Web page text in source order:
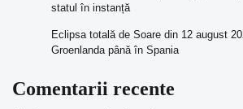
statul în instanță
Eclipsa totală de Soare din 12 august
Groenlanda până în Spania
Comentarii recente